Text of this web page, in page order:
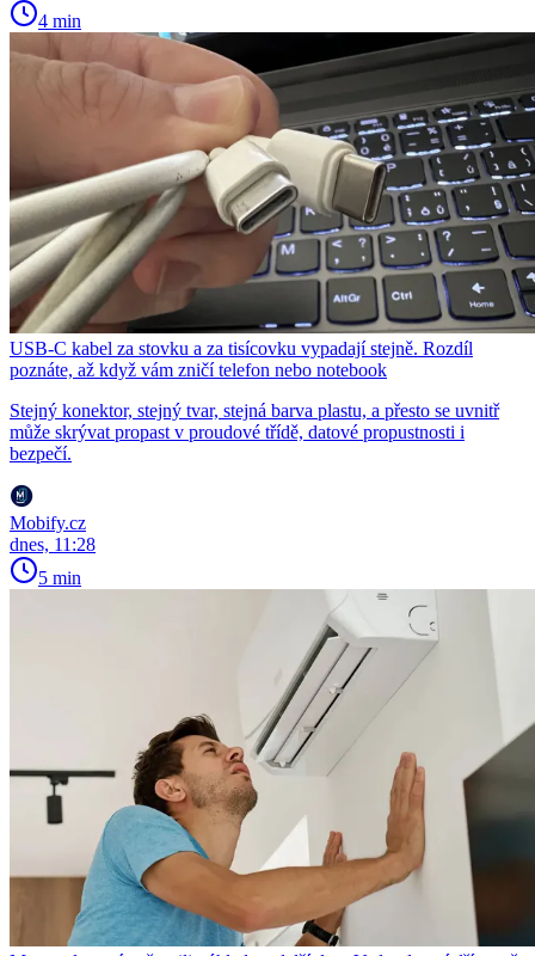
4 min
USB-C kabel za stovku a za tisícovku vypadají stejně. Rozdíl
poznáte, až když vám zničí telefon nebo notebook
Stejný konektor, stejný tvar, stejná barva plastu, a přesto se uvnitř
může skrývat propast v proudové třídě, datové propustnosti i
bezpečí.
Mobify.cz
dnes, 11:28
5 min